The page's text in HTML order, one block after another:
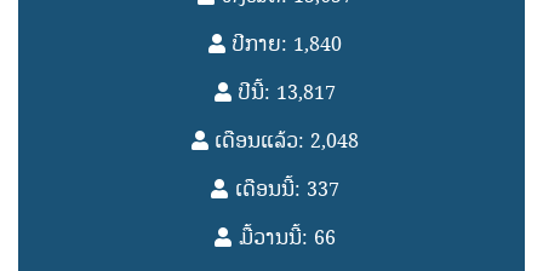
ປີກາຍ: 1,840
ປີນີ້: 13,817
ເດືອນແລ້ວ: 2,048
ເດືອນນີ້: 337
ມື້ວານນີ້: 66